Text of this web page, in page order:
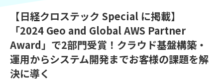
【日経クロステック Special に掲載】
「2024 Geo and Global AWS Partner
Award」で2部門受賞！クラウド基盤構築・
運用からシステム開発までお客様の課題を解
決に導く